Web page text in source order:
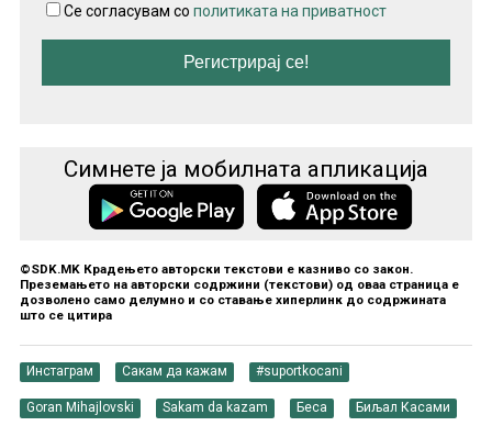
Се согласувам со политиката на приватност
Симнете ја мобилната апликација
©SDK.MK Крадењето авторски текстови е казниво со закон.
Преземањето на авторски содржини (текстови) од оваа страница е
дозволено само делумно и со ставање хиперлинк до содржината
што се цитира
Инстаграм Сакам да кажам #suportkocani
Goran Mihajlovski Sakam da kazam Беса Биљал Касами